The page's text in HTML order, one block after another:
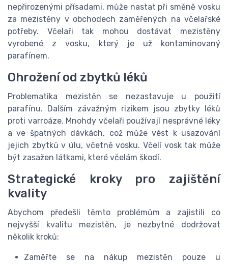
nepřirozenými přísadami, může nastat při směně vosku
za mezistěny v obchodech zaměřených na včelařské
potřeby. Včelaři tak mohou dostávat mezistěny
vyrobené z vosku, který je už kontaminovaný
parafínem.
Ohrožení od zbytků léků
Problematika mezistěn se nezastavuje u použití
parafínu. Dalším závažným rizikem jsou zbytky léků
proti varroáze. Mnohdy včelaři používají nesprávné léky
a ve špatných dávkách, což může vést k usazování
jejich zbytků v úlu, včetně vosku. Včelí vosk tak může
být zasažen látkami, které včelám škodí.
Strategické kroky pro zajištění
kvality
Abychom předešli těmto problémům a zajistili co
nejvyšší kvalitu mezistěn, je nezbytné dodržovat
několik kroků:
Zaměřte se na nákup mezistěn pouze u